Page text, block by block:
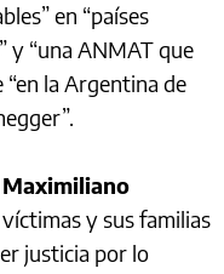
en “países
y “una ANMAT que
“en la Argentina de
Maximiliano
y sus familias
justicia por lo